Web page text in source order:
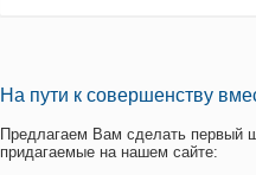
На пути к совершенству
Предлагаем Вам сделать первый
придагаемые на нашем сайте: